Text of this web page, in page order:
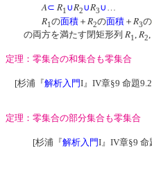
A⊂ R1 ∪R2∪R3∪ …
R1の面積 ＋ R2の面積 ＋ R3の
の両方を満たす閉矩形列 R1, R2,
定理：零集合の和集合も零集合
[杉浦『解析入門I』IV章§9 命題
定理：零集合の部分集合も零集合
[杉浦『解析入門I』IV章§9 命